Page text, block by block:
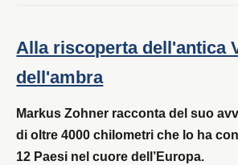
Alla riscoperta dell'antica
dell'ambra
Markus Zohner racconta del suo
di oltre 4000 chilometri che lo ha
12 Paesi nel cuore dell’Europa.